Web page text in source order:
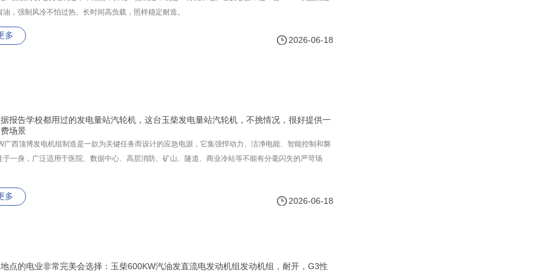
油，强制风冷不怕过热。长时间高负载，照样稳定耐造。
多 2026-06-18
报告学校都用过的发电量站汽轮机，这台玉柴发电量站汽轮机，不挑情况，很好提供一
场景
广西顶博发电机组制造是一款为关键任务而设计的应急电源，它集强悍动力、洁净电能、智能控制和磐
于一身，广泛适用于医院、数据中心、高层消防、矿山、隧道、商业冷站等不能有分毫闪失的严苛场
多 2026-06-18
点的电业非常完美会选择：玉柴600KW汽油发直流电发动机组发动机组，耐开，G3性